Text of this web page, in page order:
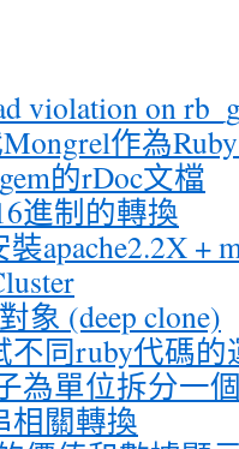
violation on
作為
的rDoc文檔
進制的轉換
apache2.2X +
象 (deep clone)
不同ruby代碼
為單位拆分一
相關轉換